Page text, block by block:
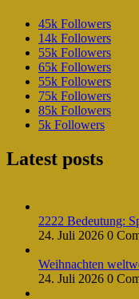
45k Followers
14k Followers
55k Followers
65k Followers
55k Followers
75k Followers
85k Followers
5k Followers
Latest posts
2222 Bedeutung:
24. Juli 2026 0
Weihnachten
24. Juli 2026 0